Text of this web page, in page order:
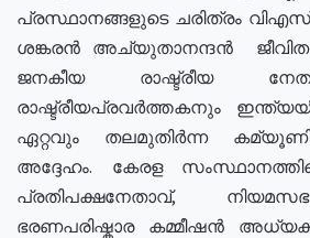
പ്രസ്ഥാനങ്ങളുടെ ചരിത്രം
ശങ്കരൻ അച്യുതാനന്ദൻ
ജനകീയ രാഷ്ട്രീയ
രാഷ്ട്രീയപ്രവർത്തകനും
ഏറ്റവും തലമുതിർന്ന
അദ്ദേഹം. കേരള
പ്രതിപക്ഷനേതാവ്,
ഭരണപരിഷ്കാര കമ്മീഷൻ